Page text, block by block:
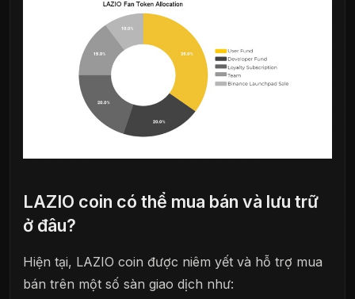
LAZIO coin có thể mua bán và lưu trữ
ở đâu?
Hiện tại, LAZIO coin được niêm yết và hỗ trợ mua
bán trên một số sàn giao dịch như: